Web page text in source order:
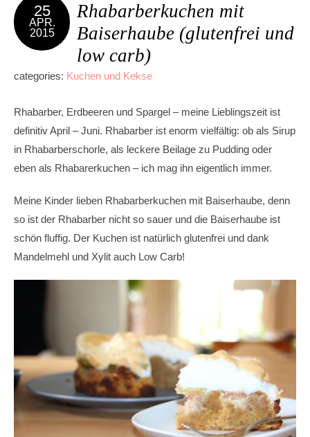
25
APR.
2015
Rhabarberkuchen mit
Baiserhaube (glutenfrei und
low carb)
categories: Kuchen und Kekse
Rhabarber, Erdbeeren und Spargel – meine Lieblingszeit ist
definitiv April – Juni. Rhabarber ist enorm vielfältig: ob als Sirup
in Rhabarberschorle, als leckere Beilage zu Pudding oder
eben als Rhabarerkuchen – ich mag ihn eigentlich immer.
Meine Kinder lieben Rhabarberkuchen mit Baiserhaube, denn
so ist der Rhabarber nicht so sauer und die Baiserhaube ist
schön fluffig. Der Kuchen ist natürlich glutenfrei und dank
Mandelmehl und Xylit auch Low Carb!